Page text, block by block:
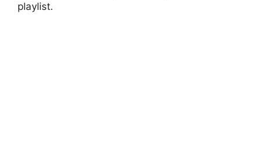
playlist.